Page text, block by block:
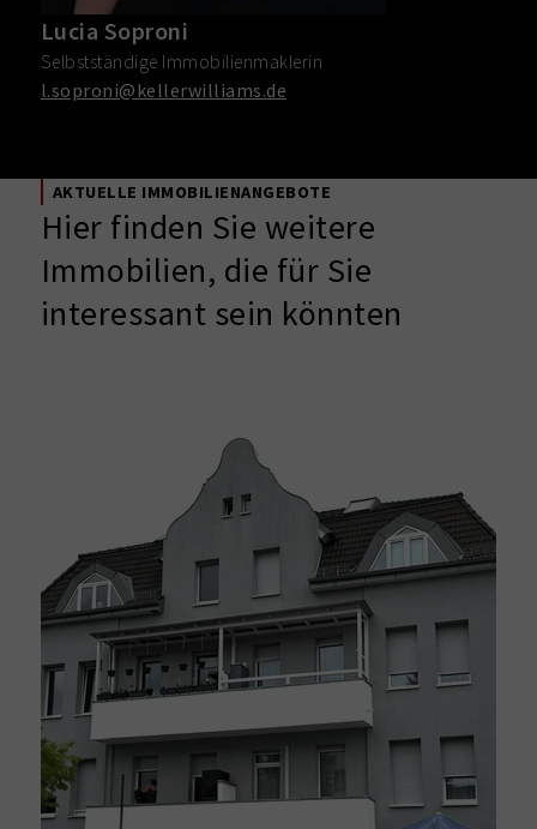
Lucia Soproni
Selbstständige Immobilienmaklerin
l.soproni@kellerwilliams.de
AKTUELLE IMMOBILIENANGEBOTE
Hier finden Sie weitere
Immobilien, die für Sie
interessant sein könnten